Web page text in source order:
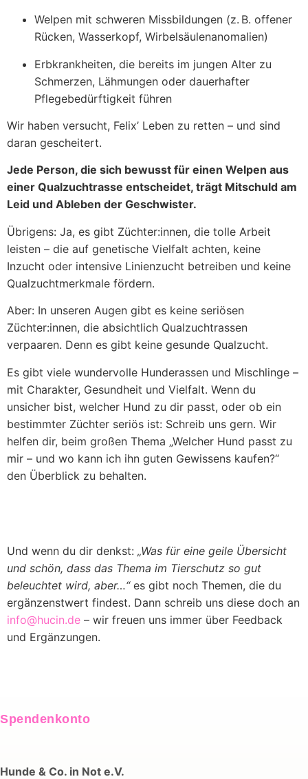
Welpen mit schweren Missbildungen (z. B. offener
Rücken, Wasserkopf, Wirbelsäulenanomalien)
Erbkrankheiten, die bereits im jungen Alter zu
Schmerzen, Lähmungen oder dauerhafter
Pflegebedürftigkeit führen
Wir haben versucht, Felix’ Leben zu retten – und sind
daran gescheitert.
Jede Person, die sich bewusst für einen Welpen aus
einer Qualzuchtrasse entscheidet, trägt Mitschuld am
Leid und Ableben der Geschwister.
Übrigens: Ja, es gibt Züchter:innen, die tolle Arbeit
leisten – die auf genetische Vielfalt achten, keine
Inzucht oder intensive Linienzucht betreiben und keine
Qualzuchtmerkmale fördern.
Aber: In unseren Augen gibt es keine seriösen
Züchter:innen, die absichtlich Qualzuchtrassen
verpaaren. Denn es gibt keine gesunde Qualzucht.
Es gibt viele wundervolle Hunderassen und Mischlinge –
mit Charakter, Gesundheit und Vielfalt. Wenn du
unsicher bist, welcher Hund zu dir passt, oder ob ein
bestimmter Züchter seriös ist: Schreib uns gern. Wir
helfen dir, beim großen Thema „Welcher Hund passt zu
mir – und wo kann ich ihn guten Gewissens kaufen?“
den Überblick zu behalten.
Und wenn du dir denkst: „Was für eine geile Übersicht
und schön, dass das Thema im Tierschutz so gut
beleuchtet wird, aber…“es gibt noch Themen, die du
ergänzenstwert findest. Dann schreib uns diese doch an
info@hucin.de – wir freuen uns immer über Feedback
und Ergänzungen.
Spendenkonto
Hunde & Co. in Not e.V.